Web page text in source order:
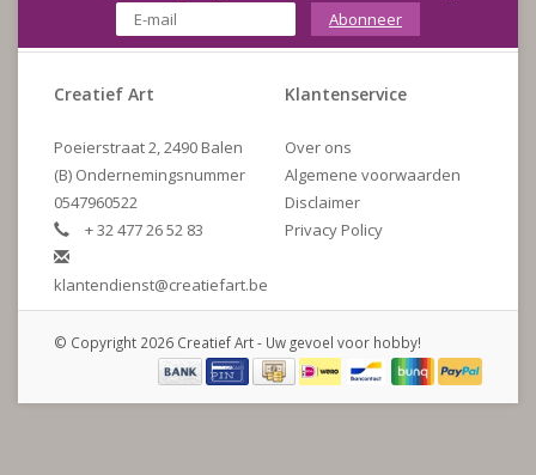
Abonneer
Creatief Art
Poeierstraat 2, 2490 Balen
(B) Ondernemingsnummer
0547960522
+ 32 477 26 52 83
klantendienst@creatiefart.be
Klantenservice
Over ons
Algemene voorwaarden
Disclaimer
Privacy Policy
© Copyright 2026 Creatief Art - Uw gevoel voor hobby!